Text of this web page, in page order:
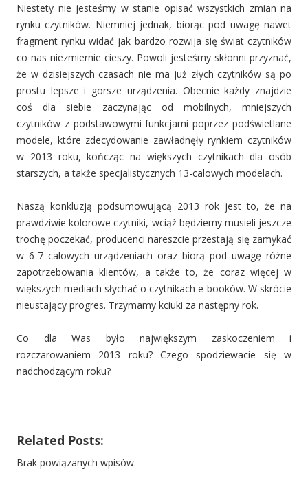
Niestety nie jesteśmy w stanie opisać wszystkich zmian na
rynku czytników. Niemniej jednak, biorąc pod uwagę nawet
fragment rynku widać jak bardzo rozwija się świat czytników
co nas niezmiernie cieszy. Powoli jesteśmy skłonni przyznać,
że w dzisiejszych czasach nie ma już złych czytników są po
prostu lepsze i gorsze urządzenia. Obecnie każdy znajdzie
coś dla siebie zaczynając od mobilnych, mniejszych
czytników z podstawowymi funkcjami poprzez podświetlane
modele, które zdecydowanie zawładnęły rynkiem czytników
w 2013 roku, kończąc na większych czytnikach dla osób
starszych, a także specjalistycznych 13-calowych modelach.
Naszą konkluzją podsumowującą 2013 rok jest to, że na
prawdziwie kolorowe czytniki, wciąż będziemy musieli jeszcze
trochę poczekać, producenci nareszcie przestają się zamykać
w 6-7 calowych urządzeniach oraz biorą pod uwagę różne
zapotrzebowania klientów, a także to, że coraz więcej w
większych mediach słychać o czytnikach e-booków. W skrócie
nieustający progres. Trzymamy kciuki za następny rok.
Co dla Was było największym zaskoczeniem i
rozczarowaniem 2013 roku? Czego spodziewacie się w
nadchodzącym roku?
Related Posts:
Brak powiązanych wpisów.